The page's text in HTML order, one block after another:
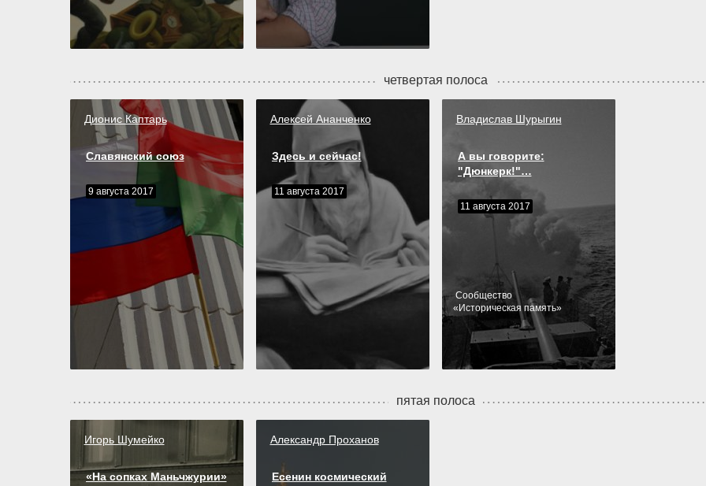
четвертая полоса
Дионис Каптарь
Славянский союз
9 августа 2017
Алексей Ананченко
Здесь и сейчас!
11 августа 2017
Владислав Шурыгин
А вы говорите:
"Дюнкерк!"…
11 августа 2017
Cообщество
« Историческая память»
пятая полоса
Игорь Шумейко
«На сопках Маньчжурии»
Александр Проханов
Есенин космический